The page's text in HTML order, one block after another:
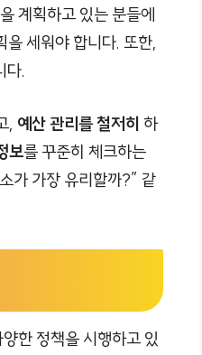
계획하고 있는 분들에
세워야 합니다. 또한,
다.
, 예산 관리를 철저히 하
보를 꾸준히 체크하는
가 가장 유리할까?” 같
한 정책을 시행하고 있